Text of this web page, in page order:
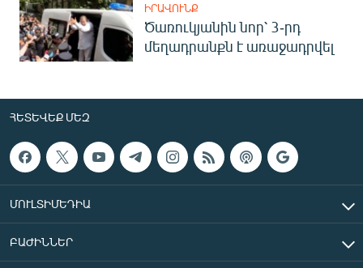
ԻՐԱՎՈՒՆՔ
Ծառուկյանին նոր՝ 3-րդ
մեղադրանքն է առաջադրվել
ՀԵՏԵՎԵՔ ՄԵԶ
ՄՈՒԼՏԻՄԵԴԻԱ
ԲԱԺԻՆՆԵՐ